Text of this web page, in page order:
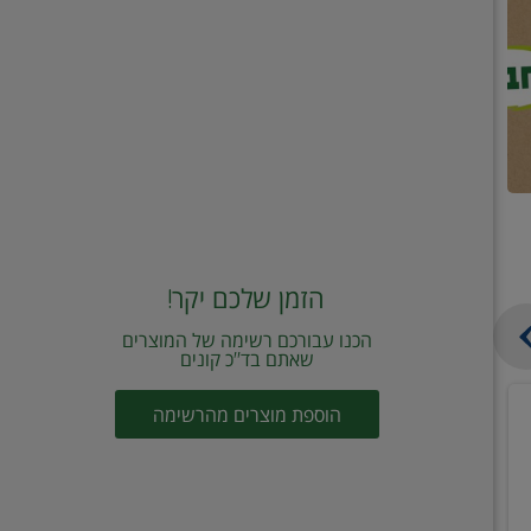
הזמן שלכם יקר!
הכנו עבורכם רשימה של המוצרים
שאתם בד"כ קונים
הוספת מוצרים מהרשימה